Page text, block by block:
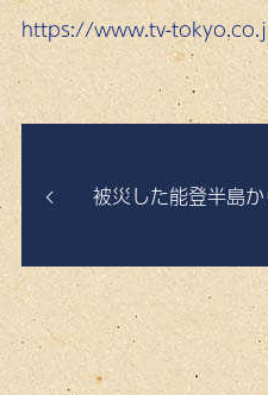
https://www.tv-
被災した能登半島